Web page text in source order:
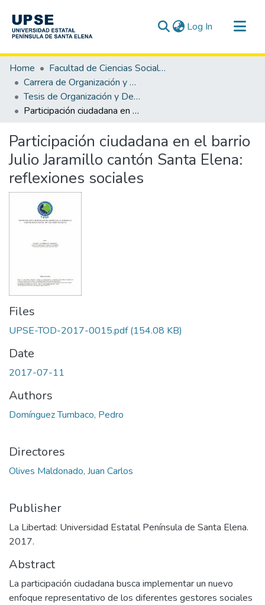
Log In (current)
Communities & Collections
All of DSpace
Statistics
Home
Facultad de Ciencias Sociales y de la Salud
Carrera de Organización y Desarrollo Comunitario
Tesis de Organización y Desarrollo Comunitario
Participación ciudadana en el barrio Julio Jaramillo cantón Santa Elena: reflexiones sociales
Participación ciudadana en el barrio
Julio Jaramillo cantón Santa Elena:
reflexiones sociales
Files
UPSE-TOD-2017-0015.pdf(154.08 KB)
Date
2017-07-11
Authors
Domínguez Tumbaco, Pedro
Directores
Olives Maldonado, Juan Carlos
Publisher
La Libertad: Universidad Estatal Península de Santa Elena.
2017.
Abstract
La participación ciudadana busca implementar un nuevo
enfoque representativo de los diferentes gestores sociales